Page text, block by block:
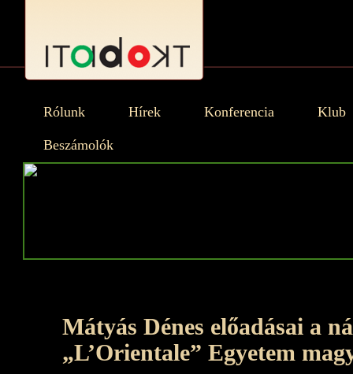
Rólunk Hírek Konferencia Klub
Beszámolók
Mátyás Dénes előadásai a
„L’Orientale” Egyetem